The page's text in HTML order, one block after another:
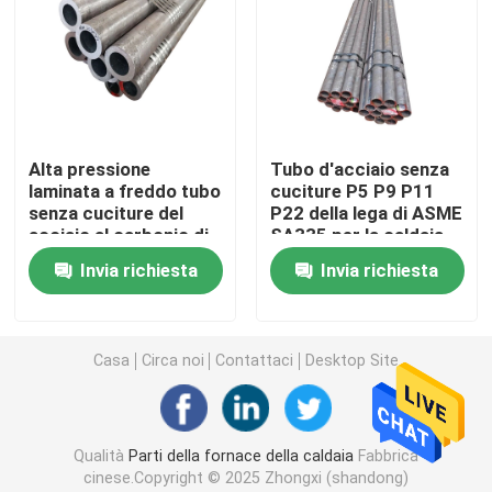
Tubo d'acciaio di precisione
Ugello d'aria della caldaia
Griglia a catena Antivari
Rod d'acciaio rotondo
Porta della fornace della caldaia
Alta pressione
laminata a freddo tubo
senza cuciture del
acciaio al carbonio di
N-F 40CD4/42CD4
Invia richiesta
Tubo d'acciaio senza
cuciture P5 P9 P11
P22 della lega di ASME
SA335 per la caldaia
ad alta pressione
Invia richiesta
Casa Circa noi Contattaci Desktop Site
Qualità Parti della fornace della caldaia Fabbrica
cinese.Copyright © 2025 Zhongxi (shandong)